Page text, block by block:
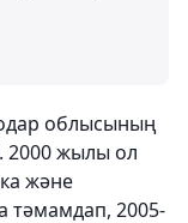
облысының
2000 жылы ол
және
2005-